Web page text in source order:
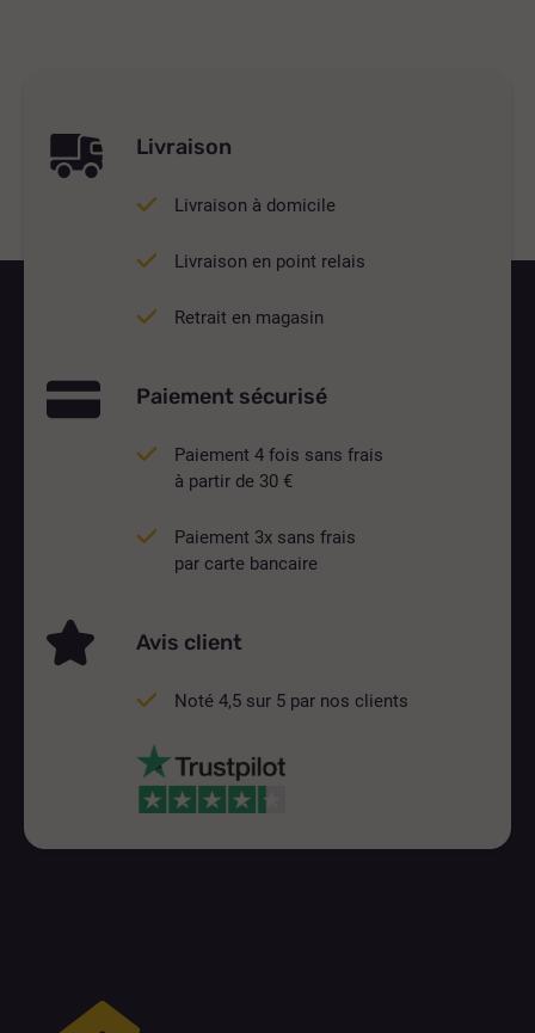
Livraison
Livraison à domicile
Livraison en point relais
Retrait en magasin
Paiement sécurisé
Paiement 4 fois sans frais
à partir de 30 €
Paiement 3x sans frais
par carte bancaire
Avis client
Noté 4,5 sur 5 par nos clients